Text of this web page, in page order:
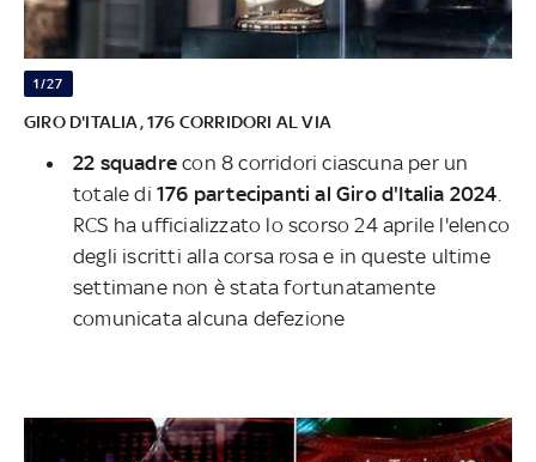
1/27
GIRO D'ITALIA, 176 CORRIDORI AL VIA
22 squadre con 8 corridori ciascuna per un
totale di 176 partecipanti al Giro d'Italia 2024
RCS ha ufficializzato lo scorso 24 aprile l'elenco
degli iscritti alla corsa rosa e in queste ultime
settimane non è stata fortunatamente
comunicata alcuna defezione